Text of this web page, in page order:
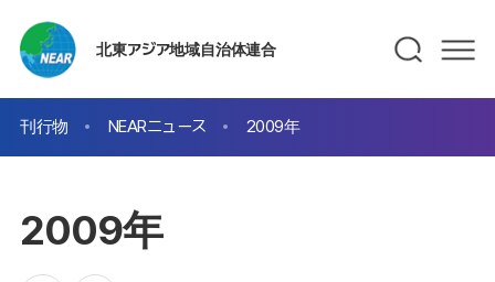
北東アジア地域自治体連合
刊行物 NEARニュース 2009年
2009年